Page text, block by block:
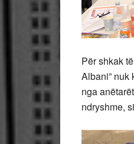
Për shkak
Albani” nuk
nga
ndryshme,